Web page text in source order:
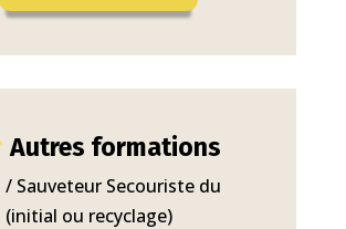
Autres formations
/ Sauveteur Secouriste du
(initial ou recyclage)